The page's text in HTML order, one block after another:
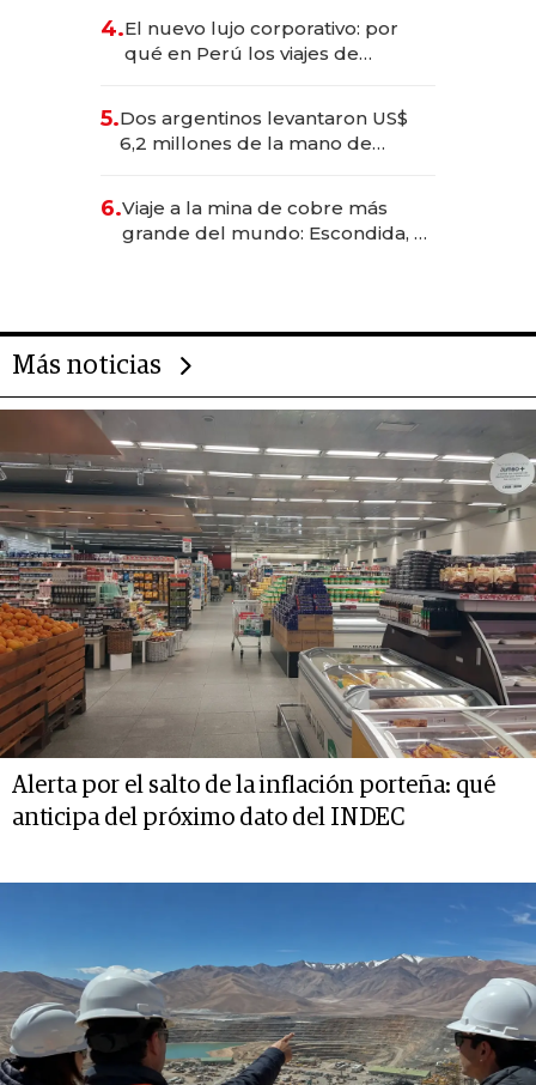
4.El nuevo lujo corporativo: por
qué en Perú los viajes de
para convertirse en experiencias
transformadoras
5.Dos argentinos levantaron US$
6,2 millones de la mano de
6.Viaje a la mina de cobre más
grande del mundo: Escondida, el
Más noticias
Alerta por el salto de la inflación porteña: qué
anticipa del próximo dato del INDEC